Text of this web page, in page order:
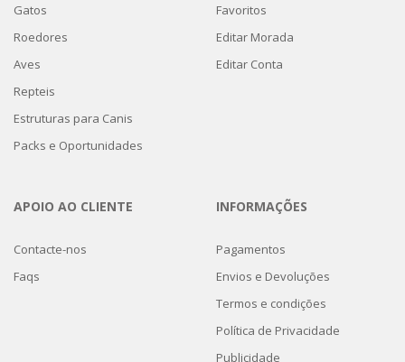
Gatos
Roedores
Aves
Repteis
Estruturas para Canis
Packs e Oportunidades
Favoritos
Editar Morada
Editar Conta
APOIO AO CLIENTE
Contacte-nos
Faqs
INFORMAÇÕES
Pagamentos
Envios e Devoluções
Termos e condições
Política de Privacidade
Publicidade